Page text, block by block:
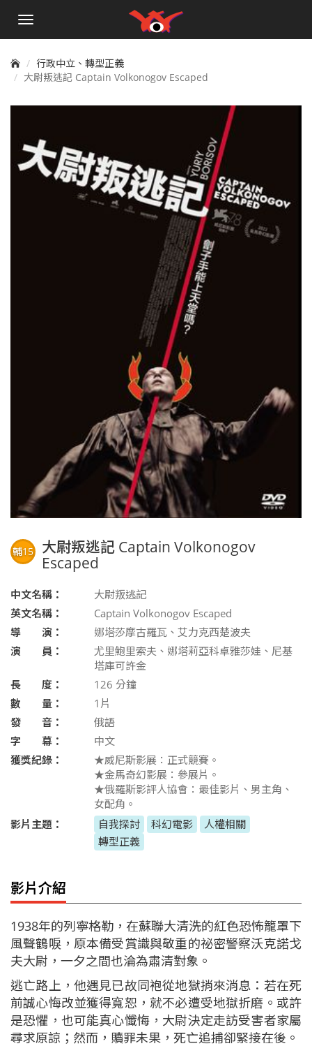
手
單
行政中立、轉型正義
大尉叛逃記 Captain Volkonogov Escaped
輔15
大尉叛逃記 Captain Volkonogov
Escaped
中文名稱：
大尉叛逃記
英文名稱：
Captain Volkonogov Escaped
導 演：
娜塔莎摩古羅瓦、艾力克西楚波夫
演 員：
尤里鮑里索夫、娜塔莉亞科卓雅莎娃、尼基
塔庫可許金
長 度：
126 分鐘
數 量：
1片
發 音：
俄語
字 幕：
中文
獲獎紀錄：
★威尼斯影展：正式競賽。
★金馬奇幻影展：參展片。
★俄羅斯影評人協會：最佳影片、男主角、
女配角。
影片主題：
自我探討 科幻電影
人權相關
轉型正義
影片介紹
1938年的列寧格勒，在蘇聯大清洗的紅色恐怖籠罩下
風聲鶴唳，原本備受賞識與敬重的祕密警察沃克諾戈
夫大尉，一夕之間也淪為肅清對象。
逃亡路上，他遇見已故同袍從地獄捎來消息：若在死
前誠心悔改並獲得寬恕，就不必遭受地獄折磨。或許
是恐懼，也可能真心懺悔，大尉決定走訪受害者家屬
尋求原諒；然而，贖罪未果，死亡追捕卻緊接在後。